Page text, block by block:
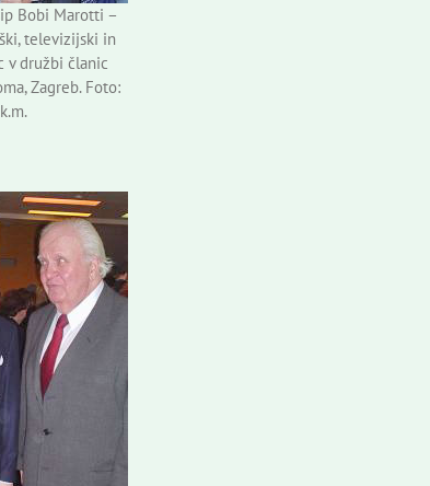
Bobi Marotti –
televizijski in
v družbi članic
Zagreb. Foto: